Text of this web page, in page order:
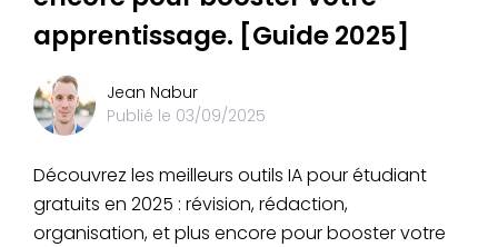
apprentissage. [Guide 2025]
Jean Nabur
Publié le 03/09/2025
Découvrez les meilleurs outils IA pour étudiant
gratuits en 2025 : révision, rédaction,
organisation, et plus encore pour booster votre